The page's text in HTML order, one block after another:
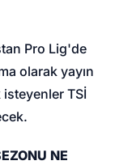
Pro Lig'de
olarak yayın
isteyenler TSİ
NE